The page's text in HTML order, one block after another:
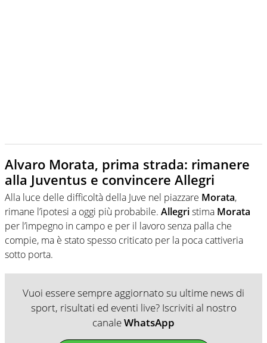
Alvaro Morata, prima strada: rimanere
alla Juventus e convincere Allegri
Alla luce delle difficoltà della Juve nel piazzare Morata,
rimane l’ipotesi a oggi più probabile. Allegristima Morata
per l’impegno in campo e per il lavoro senza palla che
compie, ma è stato spesso criticato per la poca cattiveria
sotto porta.
Vuoi essere sempre aggiornato su ultime news di
sport, risultati ed eventi live? Iscriviti al nostro
canaleWhatsApp